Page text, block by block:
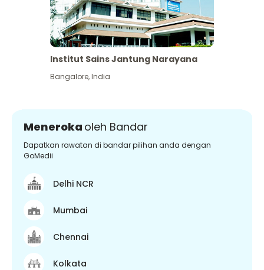
Institut Sains Jantung Narayana
Bangalore,India
Meneroka oleh Bandar
Dapatkan rawatan di bandar pilihan anda dengan
GoMedii
Delhi NCR
Mumbai
Chennai
Kolkata